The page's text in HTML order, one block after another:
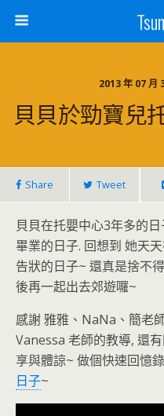
2013 年 07 月
貝貝於勁寶兒
Share Tweet
貝貝在托嬰中心3年多的
畢業的日子. 回想到 她天
告狀的日子~ 還真是捨不
後再一起出去郊遊囉~
感謝 雅雅、NaNa、簡老
Vanessa 老師的教導, 還
享與體諒~ 做個快速回憶
日子~